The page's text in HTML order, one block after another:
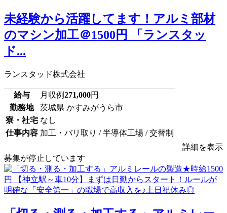
未経験から活躍してます！アルミ部材
のマシン加工＠1500円 「ランスタッ
ド...
ランスタッド株式会社
給与 月収例271,000円
勤務地
茨城県 かすみがうら市
寮・社宅 なし
仕事内容 加工・バリ取り / 半導体工場 / 交替制
詳細を表示
募集が停止しています